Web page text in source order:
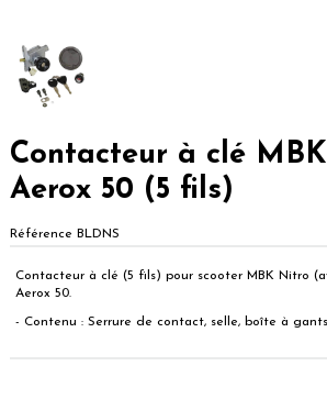
Contacteur à clé
Aerox 50 (5 fils)
Référence BLDNS
Contacteur à clé (5 fils) pour scooter MBK Nitro
Aerox 50.
- Contenu : Serrure de contact, selle, boîte à